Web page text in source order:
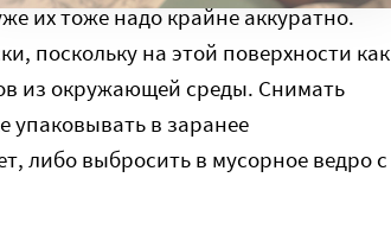
их тоже надо крайне аккуратно.
поскольку на этой поверхности как
из окружающей среды. Снимать
упаковывать в заранее
либо выбросить в мусорное ведро с